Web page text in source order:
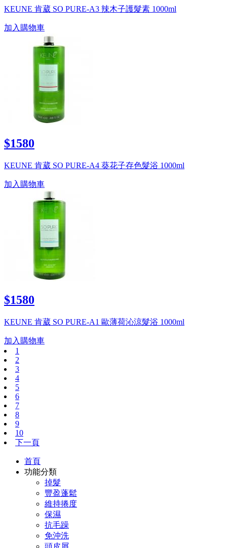
KEUNE 肯葳 SO PURE-A3 辣木子護髮素 1000ml
加入購物車
$1580
KEUNE 肯葳 SO PURE-A4 葵花子存色髮浴 1000ml
加入購物車
$1580
KEUNE 肯葳 SO PURE-A1 歐薄荷沁涼髮浴 1000ml
加入購物車
1
2
3
4
5
6
7
8
9
10
下一頁
首頁
功能分類
掉髮
豐盈蓬鬆
維持捲度
保濕
抗毛躁
免沖洗
頭皮屑